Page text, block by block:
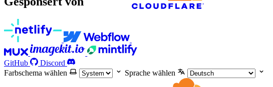
GitHub
Discord
Farbschema wählen
Sprache wählen